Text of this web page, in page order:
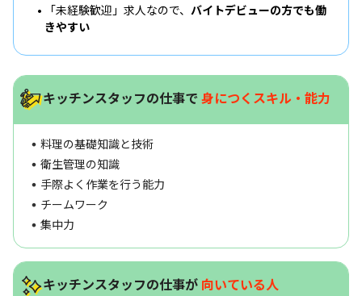
「未経験歓迎」求人なので、 バイトデビューの方でも働
きやすい
キッチンスタッフの仕事で 身につくスキル・能力
料理の基礎知識と技術
衛生管理の知識
手際よく作業を行う能力
チームワーク
集中力
キッチンスタッフの仕事が 向いている人